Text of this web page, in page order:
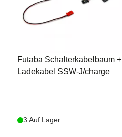
Futaba Schalterkabelbaum +
Ladekabel SSW-J/charge
3 Auf Lager